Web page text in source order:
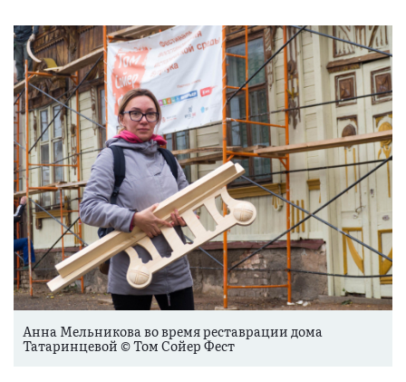
Анна Мельникова во время реставрации дома
Татаринцевой © Том Сойер Фест